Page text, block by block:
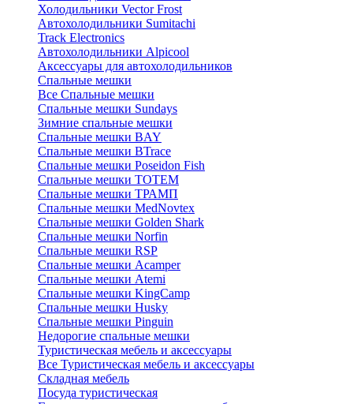
Холодильники Vector Frost
Автохолодильники Sumitachi
Track Electronics
Автохолодильники Alpicool
Аксессуары для автохолодильников
Спальные мешки
Все Спальные мешки
Спальные мешки Sundays
Зимние спальные мешки
Спальные мешки BAY
Спальные мешки BTrace
Спальные мешки Poseidon Fish
Спальные мешки ТОТЕМ
Спальные мешки ТРАМП
Cпальные мешки MedNovtex
Спальные мешки Golden Shark
Спальные мешки Norfin
Спальные мешки RSP
Спальные мешки Acamper
Спальные мешки Atemi
Спальные мешки KingCamp
Спальные мешки Husky
Спальные мешки Pinguin
Недорогие спальные мешки
Туристическая мебель и аксессуары
Все Туристическая мебель и аксессуары
Складная мебель
Посуда туристическая